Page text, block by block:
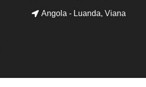
Angola - Luanda, Viana